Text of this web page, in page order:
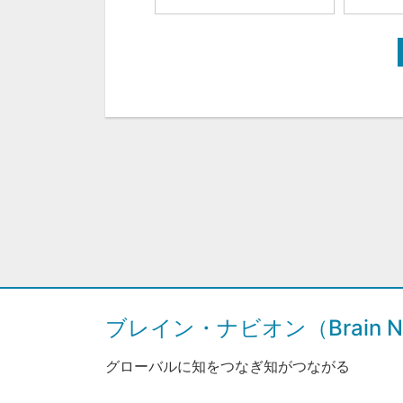
ブレイン・ナビオン（Brain
グローバルに知をつなぎ知がつながる